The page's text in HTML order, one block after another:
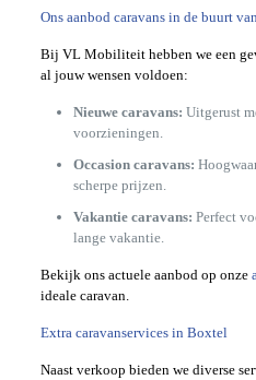
Ons aanbod caravans in de buurt
Bij VL Mobiliteit hebben we een
al jouw wensen voldoen:
Nieuwe caravans: Uitgerust
voorzieningen.
Occasion caravans:
scherpe prijzen.
Vakantie caravans: Perfect
lange vakantie.
Bekijk ons actuele aanbod op onze
ideale caravan.
Extra caravanservices in Boxtel
Naast verkoop bieden we diverse